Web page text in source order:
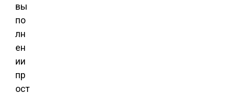
вы
по
лн
ен
ии
пр
ост